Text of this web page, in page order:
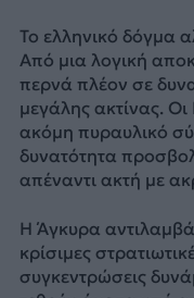
Το ελληνικό δόγμα
Από μια λογική
περνά πλέον σε
μεγάλης ακτίνας.
ακόμη πυραυλικό
δυνατότητα
απέναντι ακτή με
Η Άγκυρα
κρίσιμες
συγκεντρώσεις